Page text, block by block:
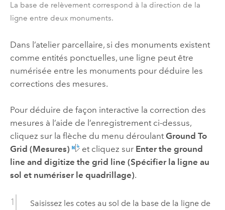
La base de relèvement correspond à la direction de la
ligne entre deux monuments.
Dans l’atelier parcellaire, si des monuments existent
comme entités ponctuelles, une ligne peut être
numérisée entre les monuments pour déduire les
corrections des mesures.
Pour déduire de façon interactive la correction des
mesures à l’aide de l’enregistrement ci-dessus,
cliquez sur la flèche du menu déroulant Ground To
Grid (Mesures)
et cliquez sur Enter the ground
line and digitize the grid line (Spécifier la ligne au
sol et numériser le quadrillage).
Saisissez les cotes au sol de la base de la ligne de